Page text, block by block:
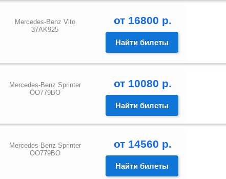
Mercedes-Benz Vito
37AK925
от 16800 р.
Найти билеты
Mercedes-Benz Sprinter
OO779BO
от 10080 р.
Найти билеты
Mercedes-Benz Sprinter
OO779BO
от 14560 р.
Найти билеты